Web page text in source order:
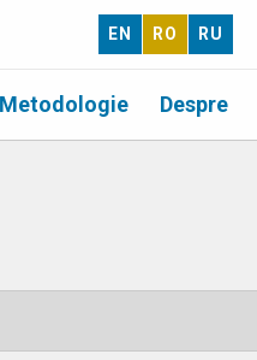
EN RO RU
Despre
Metodologie